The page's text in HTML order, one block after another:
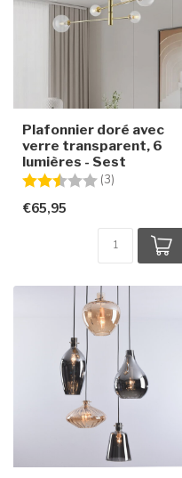
Plafonnier doré avec
verre transparent, 6
lumières - Sest
Note:
(3)
€65,95